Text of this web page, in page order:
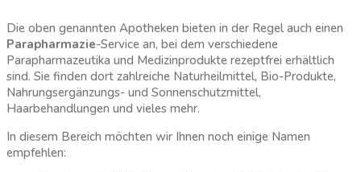
Die oben genannten Apotheken bieten in der Regel auch einen
Parapharmazie-Service an, bei dem verschiedene
Parapharmazeutika und Medizinprodukte rezeptfrei erhältlich
sind. Sie finden dort zahlreiche Naturheilmittel, Bio-Produkte,
Nahrungsergänzungs- und Sonnenschutzmittel,
Haarbehandlungen und vieles mehr.
In diesem Bereich möchten wir Ihnen noch einige Namen
empfehlen: